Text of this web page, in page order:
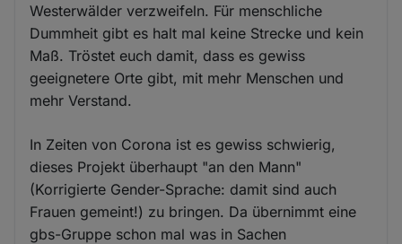
Westerwälder verzweifeln. Für menschliche
Dummheit gibt es halt mal keine Strecke und kein
Maß. Tröstet euch damit, dass es gewiss
geeignetere Orte gibt, mit mehr Menschen und
mehr Verstand.
In Zeiten von Corona ist es gewiss schwierig,
dieses Projekt überhaupt "an den Mann"
(Korrigierte Gender-Sprache: damit sind auch
Frauen gemeint!) zu bringen. Da übernimmt eine
gbs-Gruppe schon mal was in Sachen